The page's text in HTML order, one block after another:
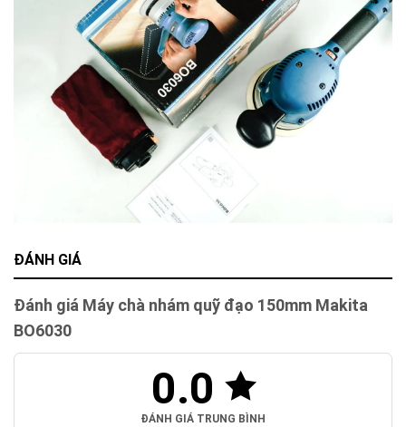
ĐÁNH GIÁ
Đánh giá Máy chà nhám quỹ đạo 150mm Makita
BO6030
0.0
ĐÁNH GIÁ TRUNG BÌNH